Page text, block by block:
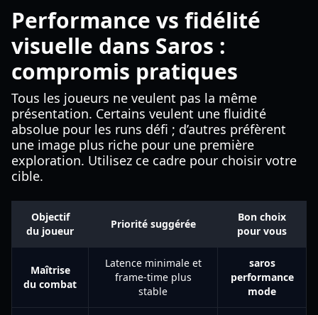
Performance vs fidélité
visuelle dans Saros :
compromis pratiques
Tous les joueurs ne veulent pas la même
présentation. Certains veulent une fluidité
absolue pour les runs défi ; d’autres préfèrent
une image plus riche pour une première
exploration. Utilisez ce cadre pour choisir votre
cible.
Objectif
du joueur
Priorité suggérée
Bon choix
pour vous
Maîtrise
du combat
Latence minimale et
frame-time plus
stable
saros
performance
mode